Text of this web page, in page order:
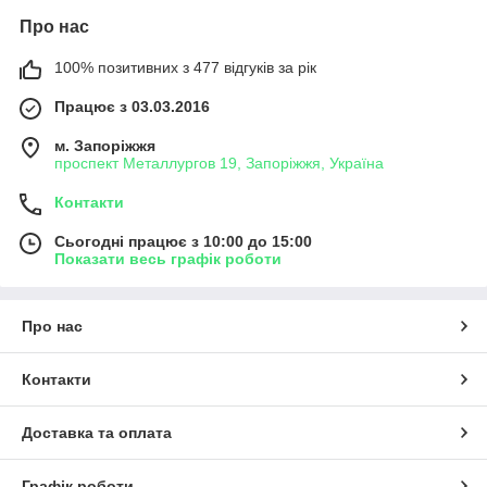
Про нас
100% позитивних з 477 відгуків за рік
Працює з 03.03.2016
м. Запоріжжя
проспект Металлургов 19, Запоріжжя, Україна
Контакти
Сьогодні працює з 10:00 до 15:00
Показати весь графік роботи
Про нас
Контакти
Доставка та оплата